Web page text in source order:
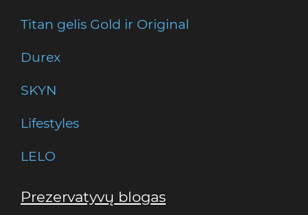
Titan gelis Gold ir Original
Durex
SKYN
Lifestyles
LELO
Prezervatyvų blogas